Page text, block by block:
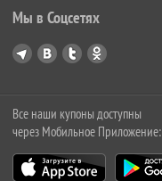
Мы в Соцсетях
Все наши купоны доступны
через Мобильное Приложение: